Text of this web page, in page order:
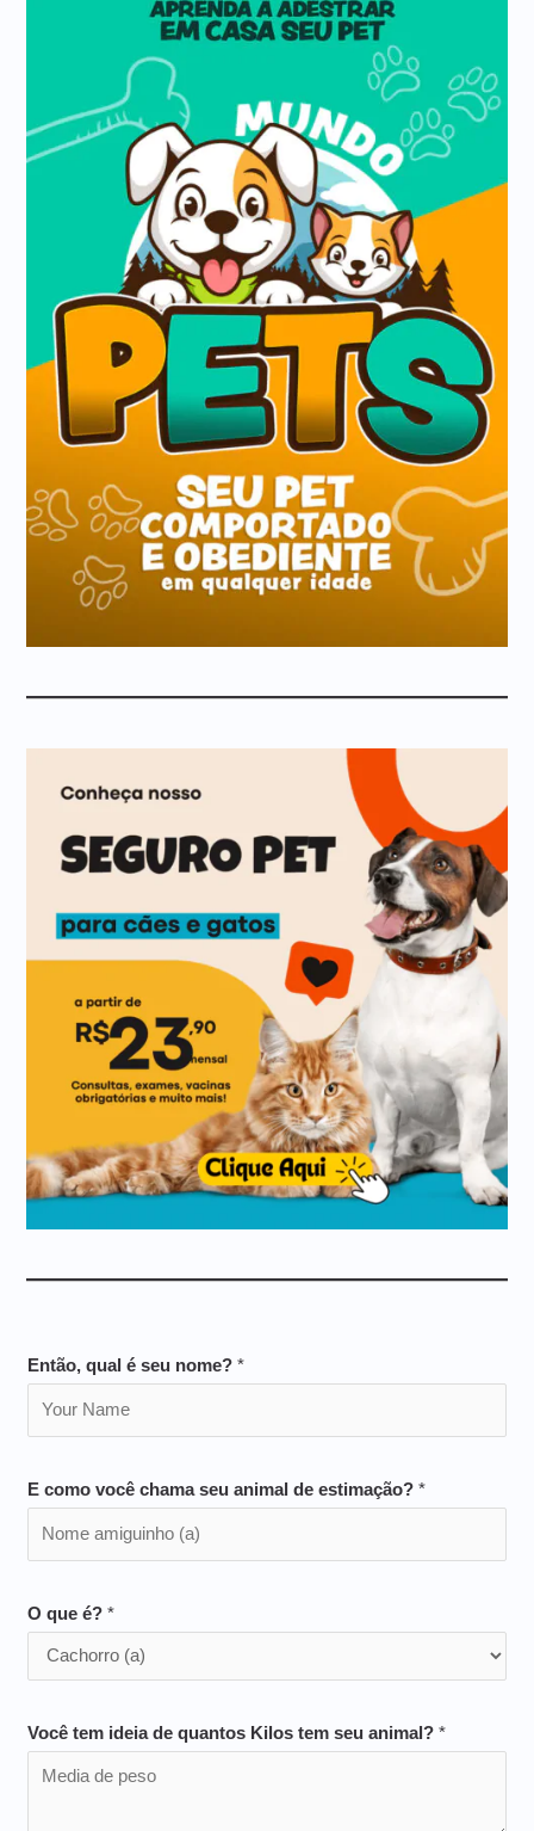
Então, qual é seu nome?*
E como você chama seu animal de estimação?*
O que é?*
Você tem ideia de quantos Kilos tem seu animal?*